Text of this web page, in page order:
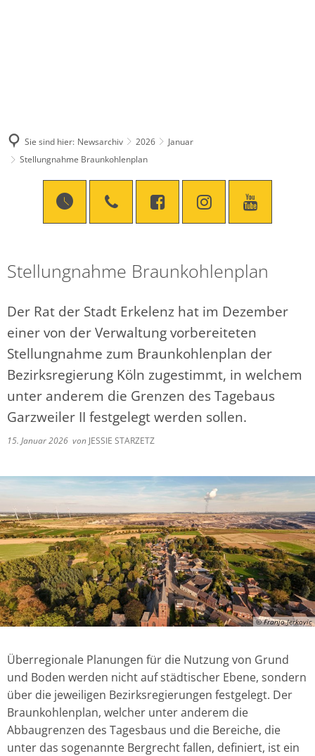
Sie sind hier: Newsarchiv 2026
Januar
Stellungnahme Braunkohlenplan
Stellungnahme Braunkohlenplan
Der Rat der Stadt Erkelenz hat im Dezember
einer von der Verwaltung vorbereiteten
Stellungnahme zum Braunkohlenplan der
Bezirksregierung Köln zugestimmt, in welchem
unter anderem die Grenzen des Tagebaus
Garzweiler II festgelegt werden sollen.
15. Januar 2026 von JESSIE STARZETZ
© Franjo Jerkovic
Überregionale Planungen für die Nutzung von Grund
und Boden werden nicht auf städtischer Ebene, sondern
über die jeweiligen Bezirksregierungen festgelegt. Der
Braunkohlenplan, welcher unter anderem die
Abbaugrenzen des Tagesbaus und die Bereiche, die
unter das sogenannte Bergrecht fallen, definiert, ist ein